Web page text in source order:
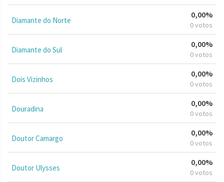
Diamante do Norte
0,00%
0 votos
Diamante do Sul
0,00%
0 votos
Dois Vizinhos
0,00%
0 votos
Douradina
0,00%
0 votos
Doutor Camargo
0,00%
0 votos
Doutor Ulysses
0,00%
0 votos